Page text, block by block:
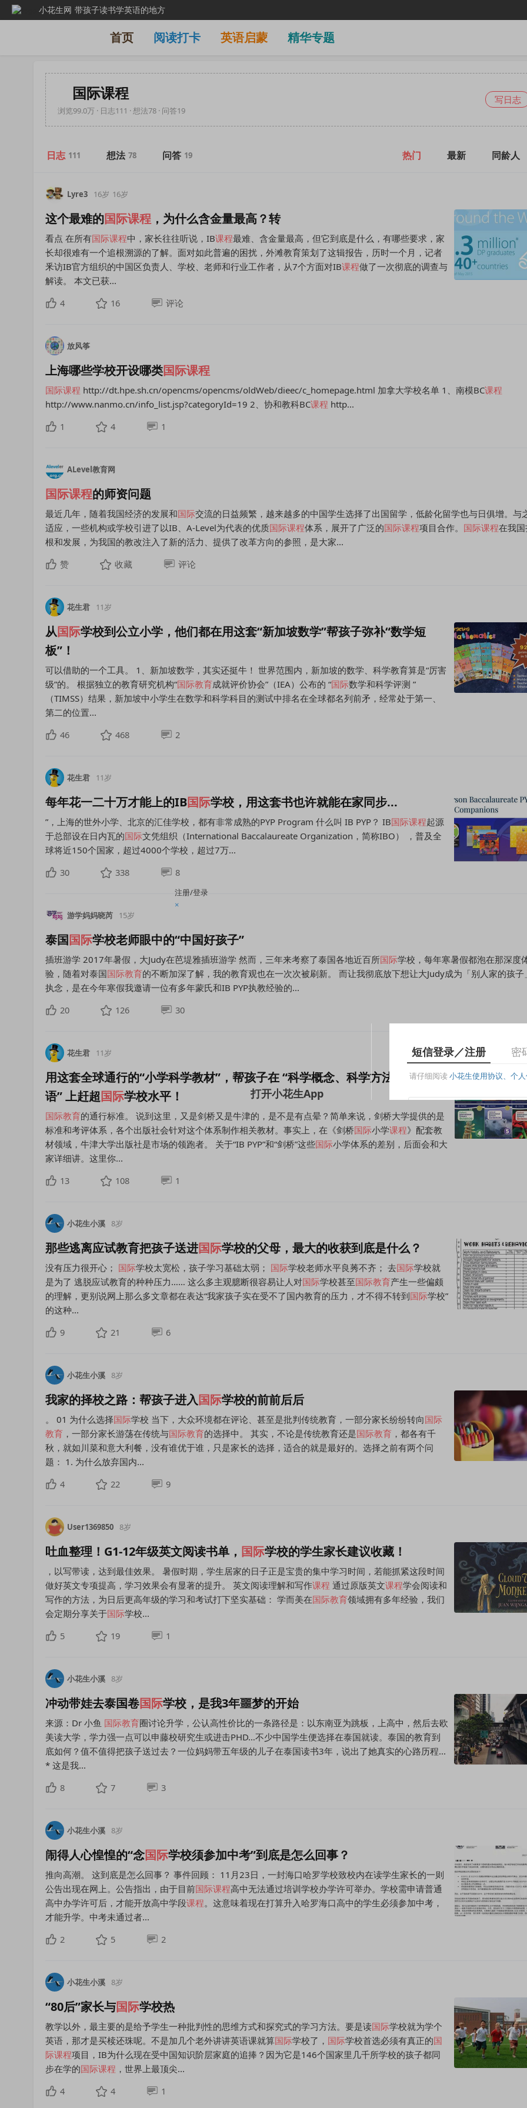
注册/登录
×
小花生网 带孩子读书学英语的地方
首页 阅读打卡 英语启蒙 精华专题
国际课程
浏览99.0万 · 日志111 · 想法78 · 问答19
写日志
日志 111 想法 78 问答 19 热门 最新 同龄人
Lyre3 16岁 16岁
这个最难的国际课程 ，为什么含金量最高？转
看点 在所有国际课程中，家长往往听说，IB课程最难、含金量最高，但它到底是什么，有哪些要求，家
长却很难有一个追根溯源的了解。面对如此普遍的困扰，外滩教育策划了这辑报告，历时一个月，记者
釆访IB官方组织的中国区负责人、学校、老师和行业工作者，从7个方面对IB课程做了一次彻底的调查与
解读。 本文已获...
4
16 评论
放风筝
上海哪些学校开设哪类国际课程
国际课程 http://dt.hpe.sh.cn/opencms/opencms/oldWeb/dieec/c_homepage.html 加拿大学校名单 1、南模BC课程
http://www.nanmo.cn/info_list.jsp?categoryId=19 2、协和教科BC课程 http...
1
4 1
ALevel教育网
国际课程的师资问题
最近几年，随着我国经济的发展和国际交流的日益频繁，越来越多的中国学生选择了出国留学，低龄化留学也与日俱增。与
适应，一些机构或学校引进了以IB、A-Level为代表的优质国际课程体系，展开了广泛的国际课程项目合作。 国际课程在我
根和发展，为我国的教改注入了新的活力、提供了改革方向的参照，是大家...
赞
收藏 评论
花生君 11岁
从国际学校到公立小学，他们都在用这套“新加坡数学”帮孩子弥补“数学短
板”！
可以借助的一个工具。 1、新加坡数学，其实还挺牛！ 世界范围内，新加坡的数学、科学教育算是“厉害
级”的。 根据独立的教育研究机构“国际教育成就评价协会”（IEA）公布的 “国际数学和科学评测 ”
（TIMSS）结果，新加坡中小学生在数学和科学科目的测试中排名在全球都名列前矛，经常处于第一、
第二的位置...
46
468 2
花生君 11岁
每年花一二十万才能上的IB国际学校，用这套书也许就能在家同步...
”，上海的世外小学、北京的汇佳学校，都有非常成熟的PYP Program 什么叫 IB PYP？ IB国际课程起源
于总部设在日内瓦的国际文凭组织（International Baccalaureate Organization，简称IBO） ，普及全
球将近150个国家，超过4000个学校，超过7万...
30
338 8
游学妈妈晓芮 15岁
泰国国际学校老师眼中的“中国好孩子”
插班游学 2017年暑假，大Judy在芭堤雅插班游学 然而，三年来考察了泰国各地近百所国际学校，每年寒暑假都泡在那深度
验，随着对泰国国际教育的不断加深了解，我的教育观也在一次次被刷新。 而让我彻底放下想让大Judy成为「别人家的孩子
执念，是在今年寒假我邀请一位有多年蒙氏和IB PYP执教经验的...
20
126 30
花生君 11岁
用这套全球通行的“小学科学教材”，帮孩子在 “科学概念、科学方法、科学英
语” 上赶超国际学校水平！
国际教育的通行标准。 说到这里，又是剑桥又是牛津的，是不是有点晕？简单来说，剑桥大学提供的是
标准和考评体系，各个出版社会针对这个体系制作相关教材。事实上，在《剑桥国际小学课程》配套教
材领域，牛津大学出版社是市场的领跑者。 关于“IB PYP”和“剑桥”这些国际小学体系的差别，后面会和大
家详细讲。这里你...
13
108 1
小花生小溪 8岁
那些逃离应试教育把孩子送进国际学校的父母，最大的收获到底是什么？
没有压力很开心； 国际学校太宽松，孩子学习基础太弱； 国际学校老师水平良莠不齐； 去国际学校就
是为了 逃脱应试教育的种种压力…… 这么多主观臆断很容易让人对国际学校甚至国际教育产生一些偏颇
的理解，更别说网上那么多文章都在表达“我家孩子实在受不了国内教育的压力，才不得不转到国际学校”
的这种...
9
21 6
小花生小溪 8岁
我家的择校之路：帮孩子进入国际学校的前前后后
。 01 为什么选择国际学校 当下，大众环境都在评论、甚至是批判传统教育，一部分家长纷纷转向国际
教育 ，一部分家长游荡在传统与国际教育的选择中。 其实，不论是传统教育还是国际教育 ，都各有千
秋，就如川菜和意大利餐，没有谁优于谁，只是家长的选择，适合的就是最好的。选择之前有两个问
题： 1. 为什么放弃国内...
4
22 9
User1369850 8岁
吐血整理！G1-12年级英文阅读书单， 国际学校的学生家长建议收藏！
，以写带读，达到最佳效果。 暑假时期，学生居家的日子正是宝贵的集中学习时间，若能抓紧这段时间
做好英文专项提高，学习效果会有显著的提升。 英文阅读理解和写作课程 通过原版英文课程学会阅读和
写作的方法，为日后更高年级的学习和考试打下坚实基础： 学而美在国际教育领域拥有多年经验，我们
会定期分享关于国际学校...
5
19 1
小花生小溪 8岁
冲动带娃去泰国卷国际学校，是我3年噩梦的开始
来源：Dr 小鱼 国际教育圈讨论升学，公认高性价比的一条路径是：以东南亚为跳板，上高中，然后去欧
美读大学，学力强一点可以申藤校研究生或进击PHD…不少中国学生便选择在泰国就读。泰国的教育到
底如何？值不值得把孩子送过去？一位妈妈带五年级的儿子在泰国读书3年，说出了她真实的心路历程...
* 这是我...
8
7 3
小花生小溪 8岁
闹得人心惶惶的“念国际学校须参加中考”到底是怎么回事？
推向高潮。 这到底是怎么回事？ 事件回顾： 11月23日，一封海口哈罗学校致校内在读学生家长的一则
公告出现在网上。公告指出，由于目前国际课程高中无法通过培训学校办学许可举办。学校需申请普通
高中办学许可后，才能开放高中学段课程。这意味着现在打算升入哈罗海口高中的学生必须参加中考，
才能升学。中考未通过者...
2
5 2
小花生小溪 8岁
“80后”家长与国际学校热
教学以外，最主要的是给予学生一种批判性的思维方式和探究式的学习方法。要是读国际学校就为学个
英语，那才是买椟还珠呢。不是加几个老外讲讲英语课就算国际学校了， 国际学校首选必须有真正的国
际课程项目，IB为什么现在受中国知识阶层家庭的追捧？因为它是146个国家里几千所学校的孩子都同
步在学的国际课程 ，世界上最顶尖...
4
4 1